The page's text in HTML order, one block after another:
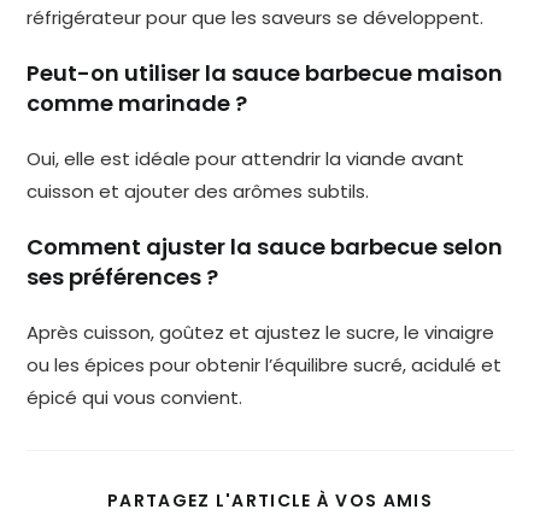
réfrigérateur pour que les saveurs se développent.
Peut-on utiliser la sauce barbecue maison
comme marinade ?
Oui, elle est idéale pour attendrir la viande avant
cuisson et ajouter des arômes subtils.
Comment ajuster la sauce barbecue selon
ses préférences ?
Après cuisson, goûtez et ajustez le sucre, le vinaigre
ou les épices pour obtenir l’équilibre sucré, acidulé et
épicé qui vous convient.
PARTAGEZ L'ARTICLE À VOS AMIS